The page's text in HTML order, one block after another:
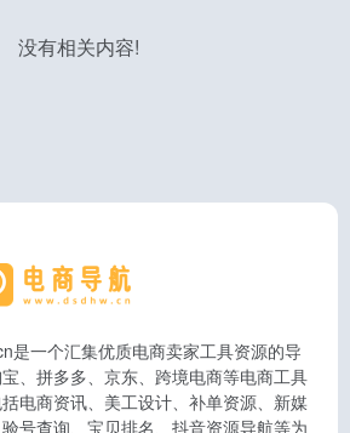
没有相关内容!
是一个汇集优质电商卖家工具资源的导
、拼多多、京东、跨境电商等电商工具
电商资讯、美工设计、补单资源、新媒
号查询、宝贝排名、抖音资源导航等为